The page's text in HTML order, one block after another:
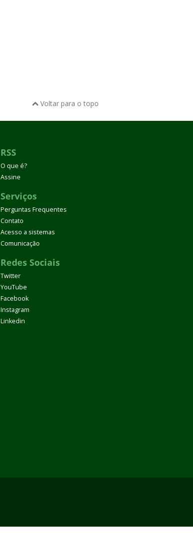
Voltar para o topo
RSS
O que é?
Assine
Serviços
Perguntas Frequentes
Contato
Acesso a sistemas
Comunicação
Redes Sociais
Twitter
YouTube
Facebook
Instagram
Linkedin